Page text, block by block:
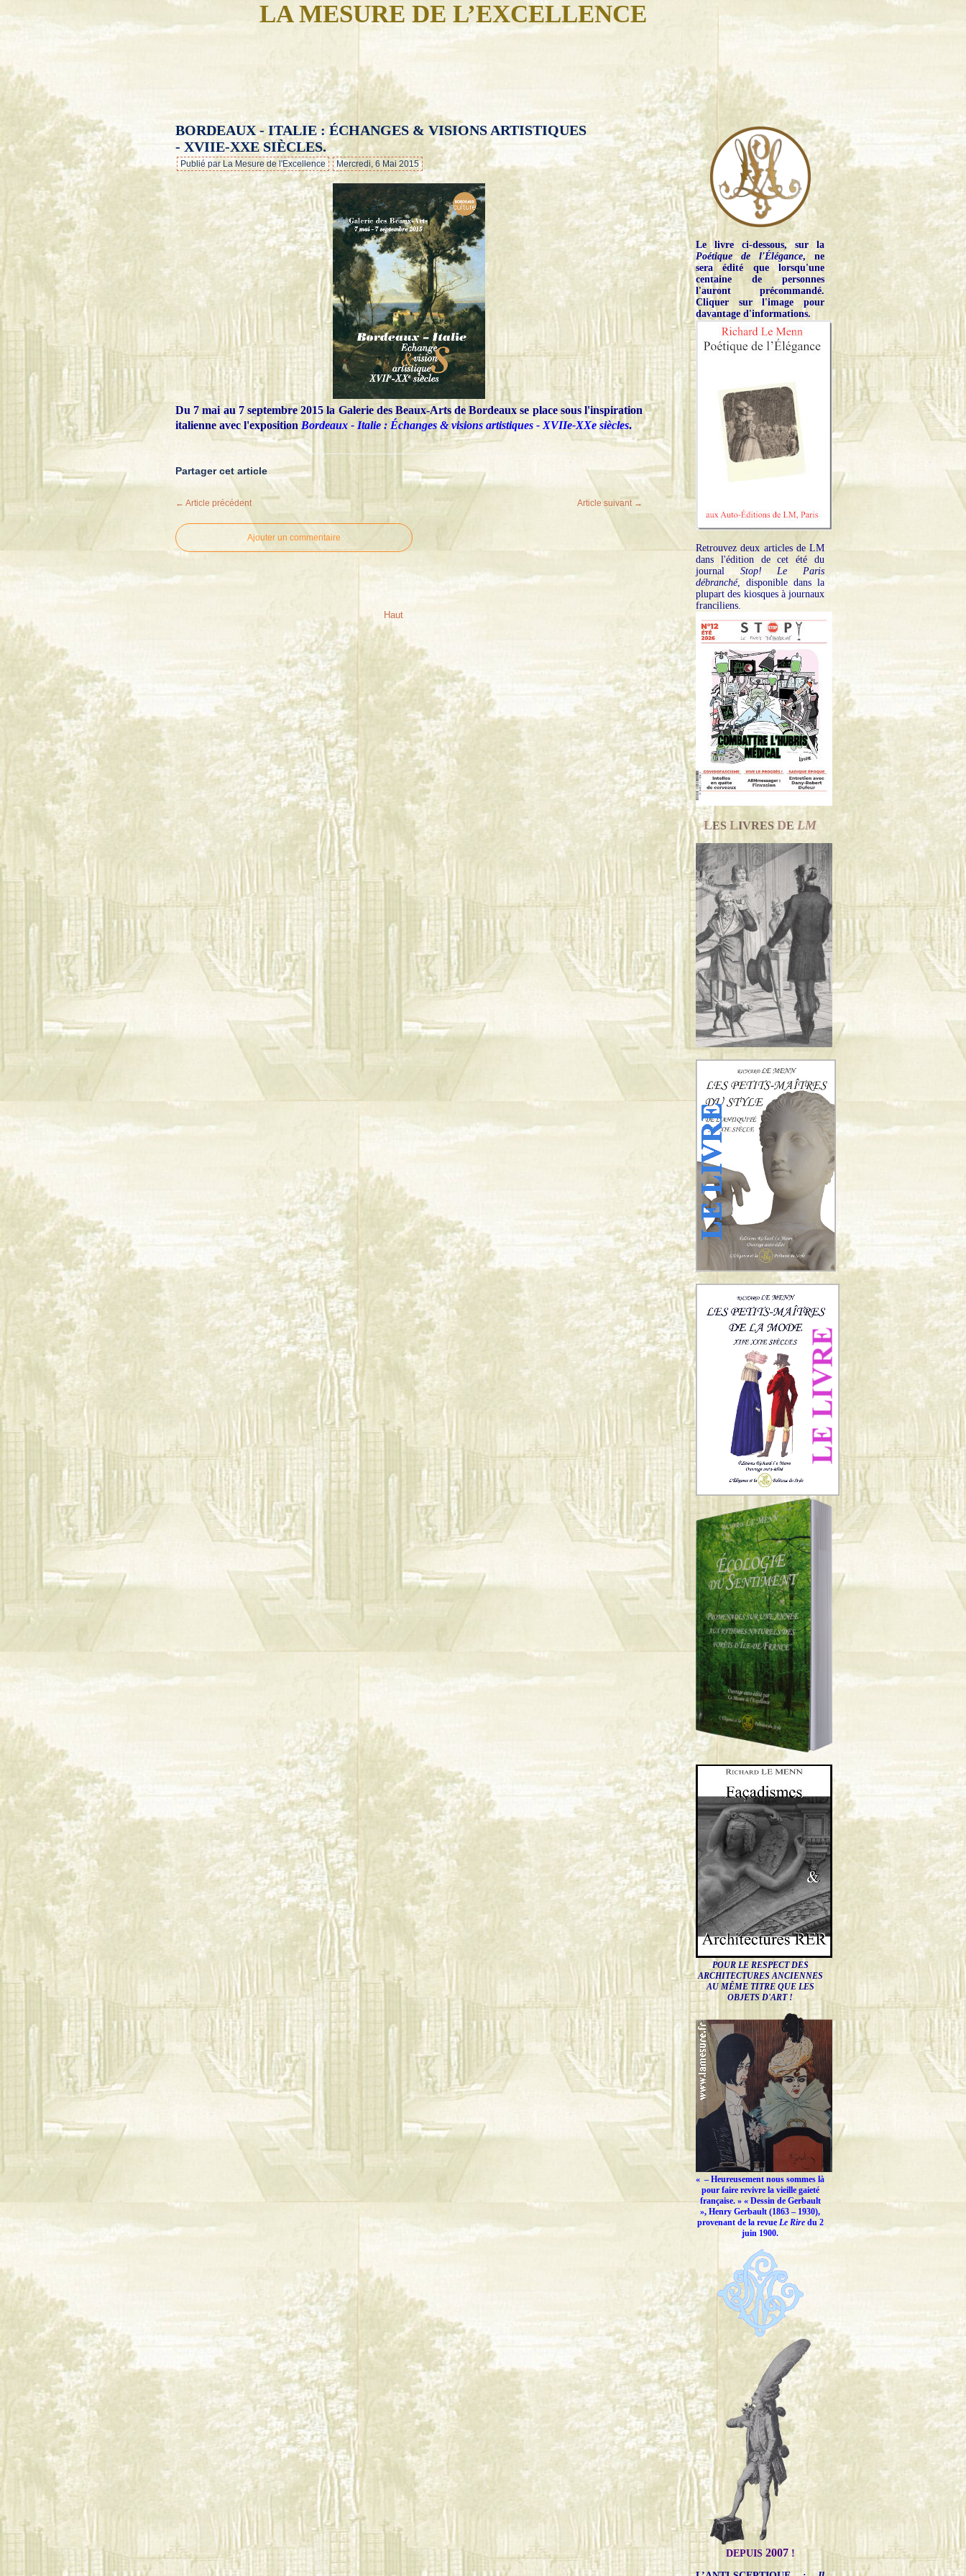
LA MESURE DE L’EXCELLENCE
…
BORDEAUX - ITALIE : ÉCHANGES & VISIONS ARTISTIQUES
- XVIIE-XXE SIÈCLES.
Publié par La Mesure de l'Excellence Mercredi, 6 Mai 2015
Du 7 mai au 7 septembre 2015 la Galerie des Beaux-Arts de Bordeaux se place sous l'inspiration
italienne avec l'exposition Bordeaux - Italie : Échanges & visions artistiques - XVIIe-XXe siècles.
Partager cet article
← Article précédent Article suivant →
Ajouter un commentaire
Haut
Le livre ci-dessous, sur la
Poétique de l'Élégance, ne
sera édité que lorsqu'une
centaine de personnes
l'auront précommandé.
Cliquer sur l'image pour
davantage d'informations.
Retrouvez deux articles de LM
dans l'édition de cet été du
journal Stop! Le Paris
débranché, disponible dans la
plupart des kiosques à journaux
franciliens.
LES LIVRESDE LM
POUR LE RESPECT DES
ARCHITECTURES ANCIENNES
AU MÊME TITRE QUE LES
OBJETS D'ART !
« – Heureusement nous sommes là
pour faire revivre la vieille gaieté
française.» « Dessin de Gerbault
», Henry Gerbault (1863 – 1930),
provenant de la revue Le Riredu 2
juin 1900.
DEPUIS 2007!